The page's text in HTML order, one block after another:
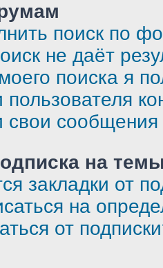
поиск по
не даёт
поиска я
пользователя
свои
на
закладки от
на
от